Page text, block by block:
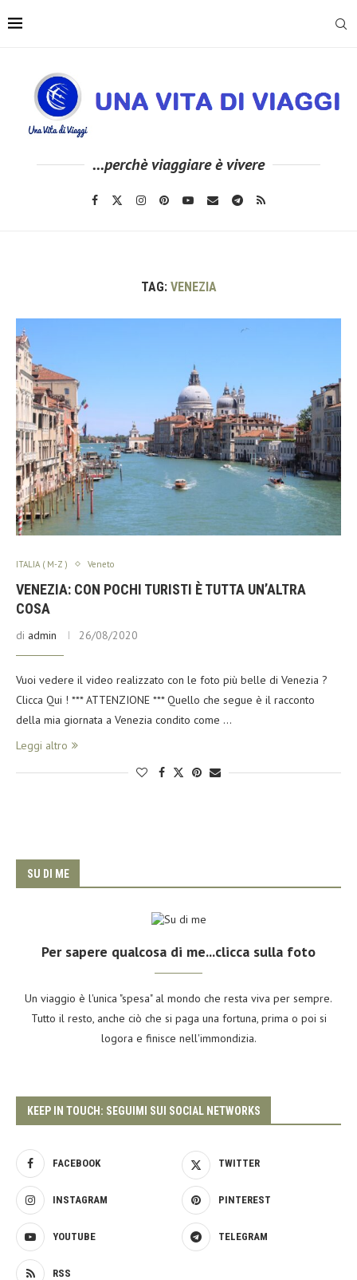
...perchè viaggiare è vivere
TAG: VENEZIA
ITALIA ( M-Z ) Veneto
VENEZIA: CON POCHI TURISTI È TUTTA UN’ALTRA
COSA
di admin 26/08/2020
Vuoi vedere il video realizzato con le foto più belle di Venezia ?
Clicca Qui ! *** ATTENZIONE *** Quello che segue è il racconto
della mia giornata a Venezia condito come …
Leggi altro
SU DI ME
Per sapere qualcosa di me...clicca sulla foto
Un viaggio è l'unica "spesa" al mondo che resta viva per sempre.
Tutto il resto, anche ciò che si paga una fortuna, prima o poi si
logora e finisce nell'immondizia.
KEEP IN TOUCH: SEGUIMI SUI SOCIAL NETWORKS
FACEBOOK TWITTER
INSTAGRAM PINTEREST
YOUTUBE TELEGRAM
RSS